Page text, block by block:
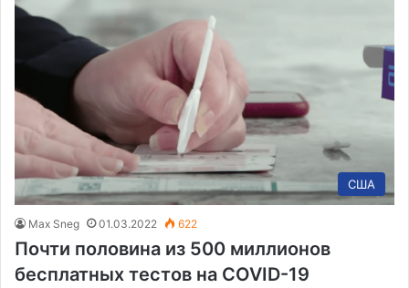
США
Max Sneg 01.03.2022 622
Почти половина из 500 миллионов
бесплатных тестов на COVID-19